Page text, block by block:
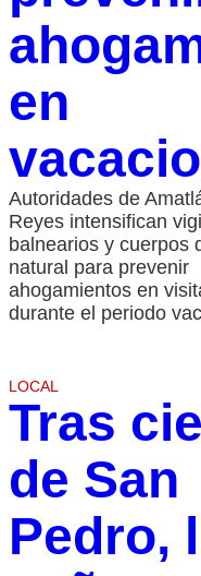
en
Autoridades de
Reyes intensifican
balnearios y cuerpos
natural para prevenir
ahogamientos en
durante el periodo
LOCAL
Tras
de San
Pedro,